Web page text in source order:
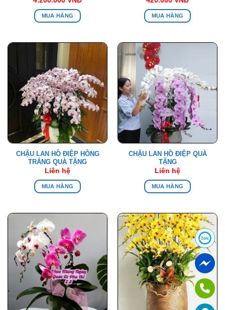
MUA HÀNG MUA HÀNG
CHẬU LAN HỒ ĐIỆP HỒNG
TRẮNG QUÀ TẶNG
Liên hệ
MUA HÀNG
CHẬU LAN HỒ ĐIỆP QUÀ
TẶNG
Liên hệ
MUA HÀNG